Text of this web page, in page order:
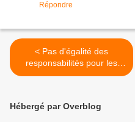
Répondre
< Pas d'égalité des
responsabilités pour les
femmes dans les
Hébergé par Overblog